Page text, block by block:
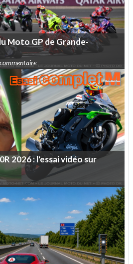
MotoGPdeGrande-
2026:l'essaividéosur